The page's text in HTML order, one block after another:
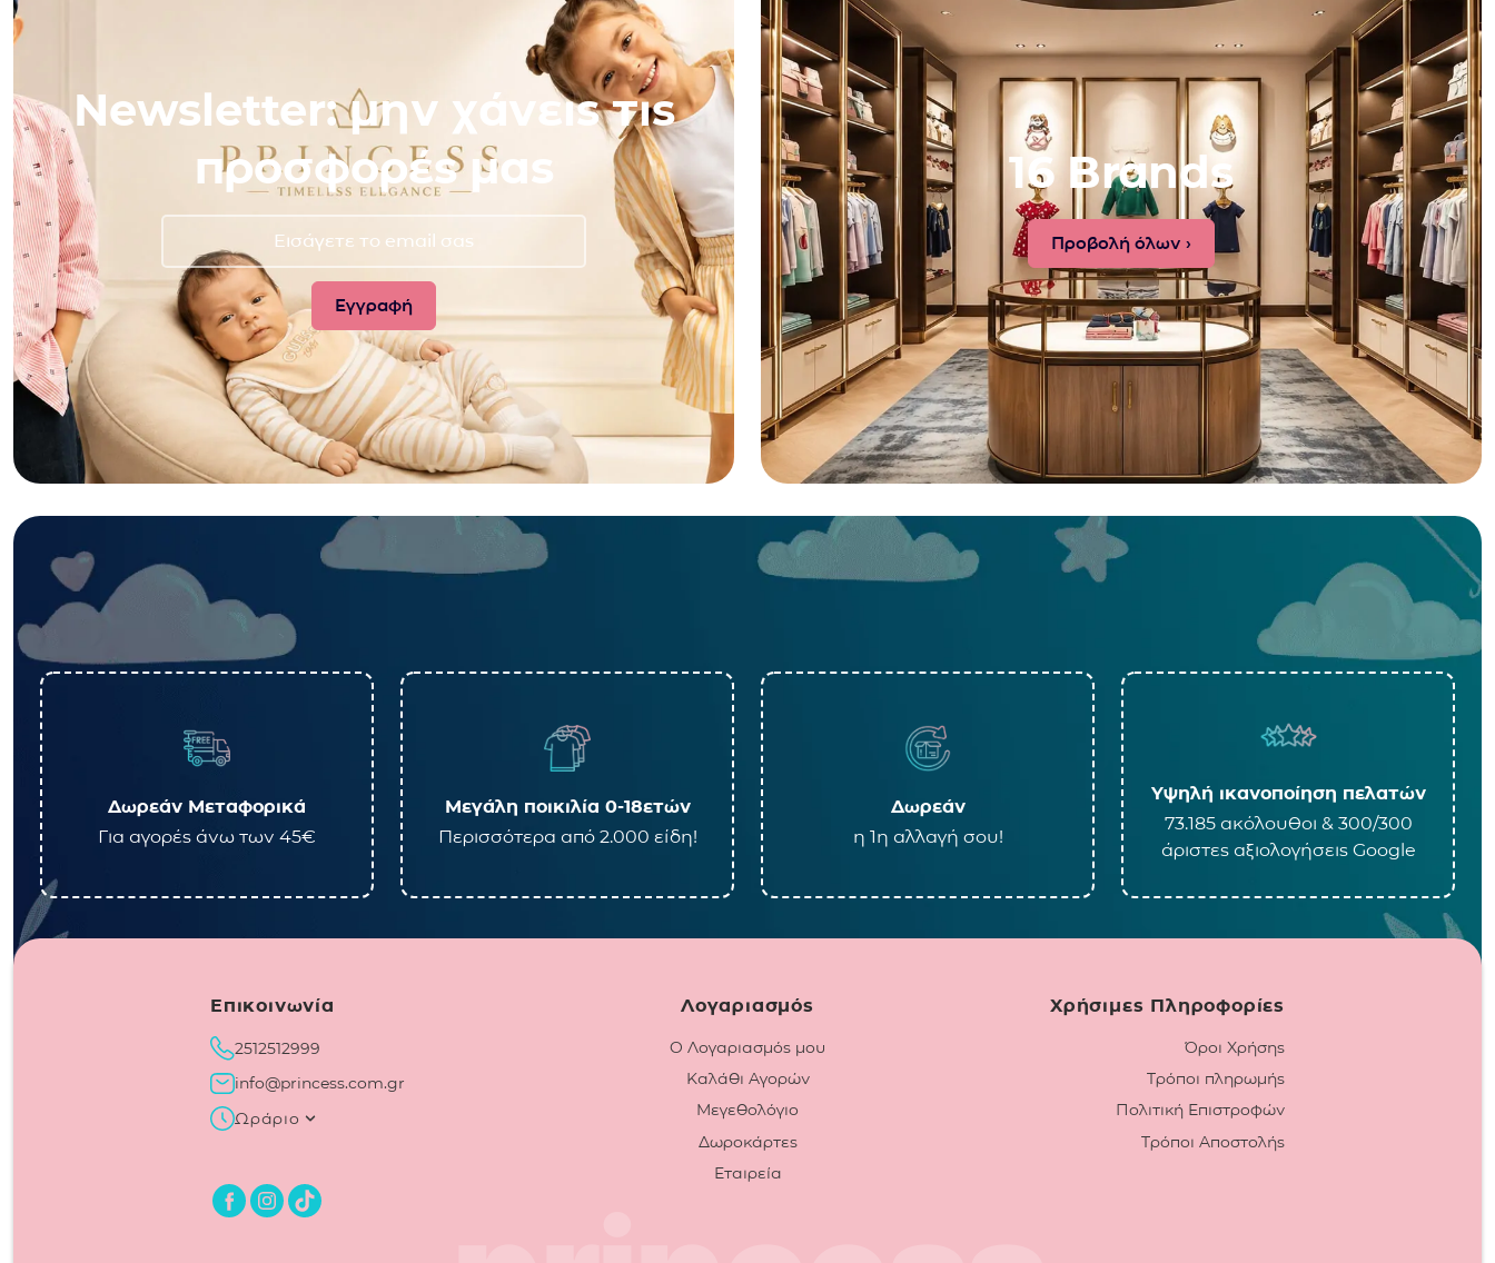
Newsletter: μην χάνεις τις
προσφορές μας
16 Brands
Προβολή όλων ›
Δωρεάν Μεταφορικά
Για αγορές άνω των 45€
Μεγάλη ποικιλία 0-18ετών
Περισσότερα από 2.000 είδη!
Δωρεάν
η 1η αλλαγή σου!
Υψηλή ικανοποίηση πελατών
73.185 ακόλουθοι & 300/300
άριστες αξιολογήσεις Google
Επικοινωνία
2512512999
info@princess.com.gr
Ωράριο
Λογαριασμός
Ο Λογαριασμός μου
Καλάθι Αγορών
Μεγεθολόγιο
Δωροκάρτες
Εταιρεία
Χρήσιμες Πληροφορίες
Όροι Χρήσης
Τρόποι πληρωμής
Πολιτική Επιστροφών
Τρόποι Αποστολής